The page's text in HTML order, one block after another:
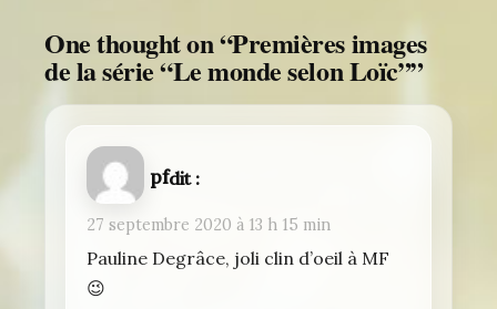
One thought on “Premières images
de la série “Le monde selon Loïc””
pfdit :
27 septembre 2020 à 13 h 15 min
Pauline Degrâce, joli clin d’oeil à MF
😉